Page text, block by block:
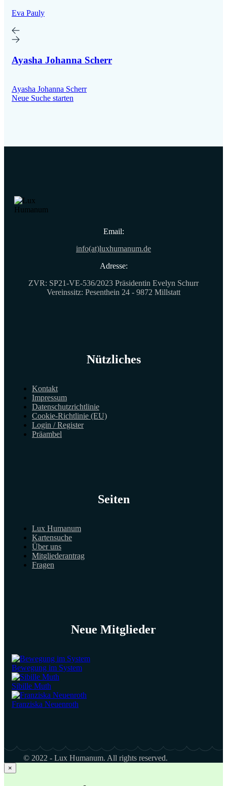
Eva Pauly
Ayasha Johanna Scherr
Ayasha Johanna Scherr
Neue Suche starten
Email:
info(at)luxhumanum.de
Adresse:
ZVR: SP21-VE-536/2023 Präsidentin Evelyn Schurr
Vereinssitz: Pesenthein 24 - 9872 Millstatt
Nützliches
Kontakt
Impressum
Datenschutzrichtlinie
Cookie-Richtlinie (EU)
Login / Register
Präambel
Seiten
Lux Humanum
Kartensuche
Über uns
Mitgliederantrag
Fragen
Neue Mitglieder
Bewegung im System
Sibille Muth
Franziska Neuenroth
© 2022 - Lux Humanum. All rights reserved.
×